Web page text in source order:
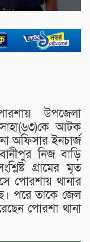
উপজেলা
আটক
অফিসার ইনচার্জ
নিজ বাড়ি
গ্রামের মৃত
পোরশায় থানার
পরে তাকে জেল
পোরশা থানা